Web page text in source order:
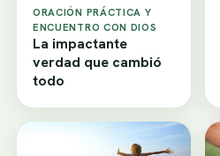
ORACIÓN PRÁCTICA Y
ENCUENTRO CON DIOS
La impactante
verdad que cambió
todo